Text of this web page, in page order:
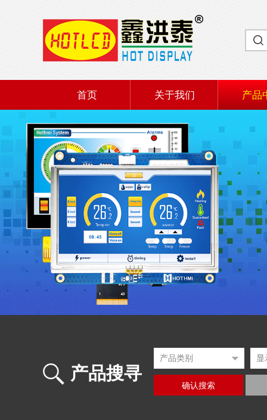
首页 关于我们 产品
产品搜寻
确认搜索